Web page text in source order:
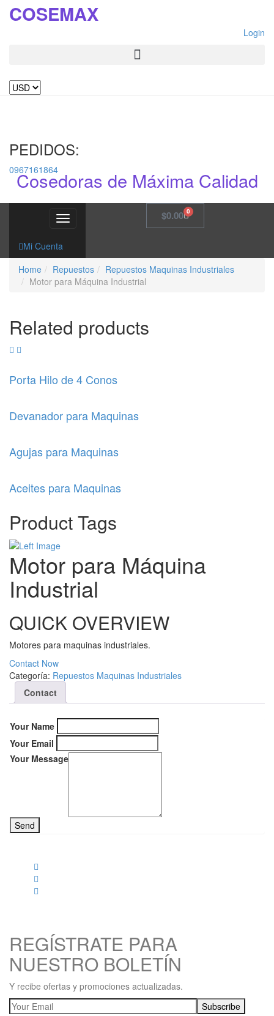
COSEMAX
Login
PEDIDOS:
0967161864
Cosedoras de Máxima Calidad
Toggle
Mi Cuenta
$0.00 0
Home Repuestos
Repuestos Maquinas Industriales
Motor para Máquina Industrial
Related products
Porta Hilo de 4 Conos
Devanador para Maquinas
Agujas para Maquinas
Aceites para Maquinas
Product Tags
Motor para Máquina
Industrial
QUICK OVERVIEW
Motores para maquinas industriales.
Contact Now
Categoría: Repuestos Maquinas Industriales
Contact
Your Name
Your Email
Your Message
Send
REGÍSTRATE PARA
NUESTRO BOLETÍN
Y recibe ofertas y promociones actualizadas.